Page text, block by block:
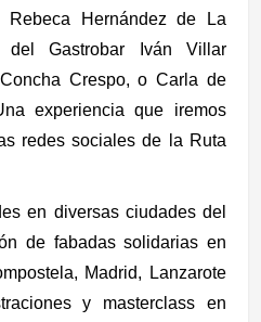
Hernández de La
del Gastrobar Iván Villar
Crespo, o Carla de
experiencia que iremos
redes sociales de la Ruta
en diversas ciudades del
de fabadas solidarias en
Madrid, Lanzarote
y masterclass en